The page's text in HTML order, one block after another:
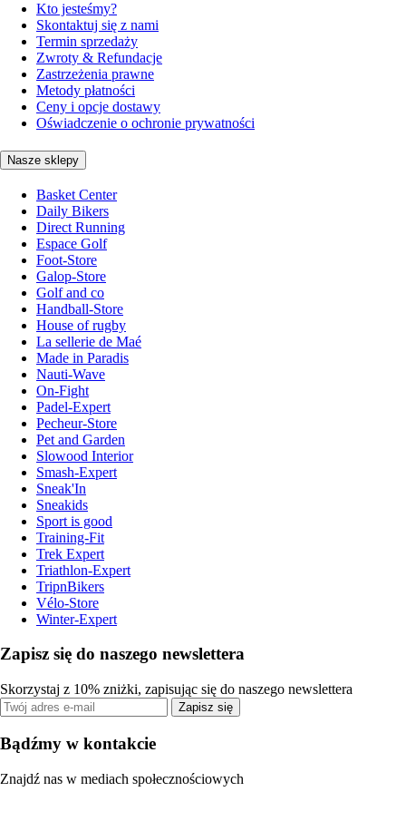
Kto jesteśmy?
Skontaktuj się z nami
Termin sprzedaży
Zwroty & Refundacje
Zastrzeżenia prawne
Metody płatności
Ceny i opcje dostawy
Oświadczenie o ochronie prywatności
Nasze sklepy
Basket Center
Daily Bikers
Direct Running
Espace Golf
Foot-Store
Galop-Store
Golf and co
Handball-Store
House of rugby
La sellerie de Maé
Made in Paradis
Nauti-Wave
On-Fight
Padel-Expert
Pecheur-Store
Pet and Garden
Slowood Interior
Smash-Expert
Sneak'In
Sneakids
Sport is good
Training-Fit
Trek Expert
Triathlon-Expert
TripnBikers
Vélo-Store
Winter-Expert
Zapisz się do naszego newslettera
Skorzystaj z 10% zniżki, zapisując się do naszego newslettera
Zapisz się
Bądźmy w kontakcie
Znajdź nas w mediach społecznościowych